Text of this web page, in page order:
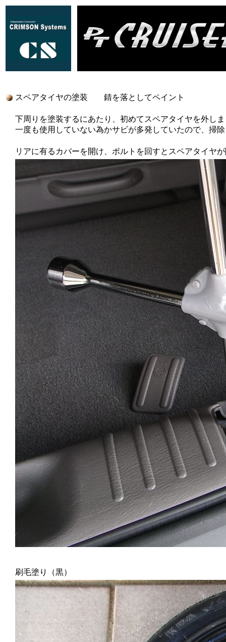
スペアタイヤの塗装 錆を落としてペイント
下周りを塗装するにあたり、初めてスペアタイヤを外し
一度も使用していない為かサビが多発していたので、掃
リアに有るカバーを開け、ボルトを回すとスペアタイヤ
刷毛塗り（黒）